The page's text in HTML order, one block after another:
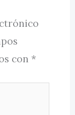
con *